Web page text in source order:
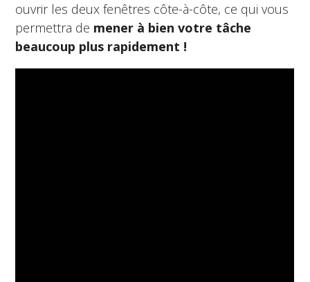
ouvrir les deux fenêtres côte-à-côte, ce qui vous
permettra de mener à bien votre tâche
beaucoup plus rapidement !